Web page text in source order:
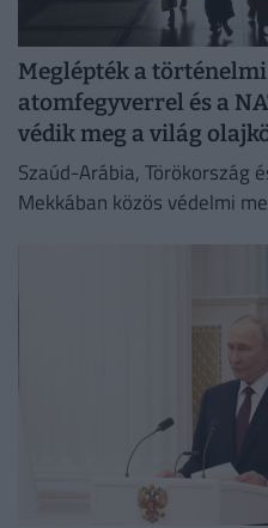
Meglépték a
atomfegyverrel és a
védik meg a világ
Szaúd-Arábia, Törökország
Mekkában közös védelmi